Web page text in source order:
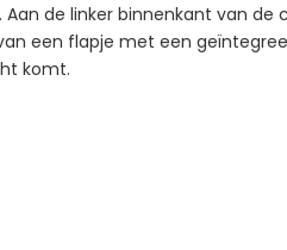
de linker binnenkant van
een flapje met een
komt.